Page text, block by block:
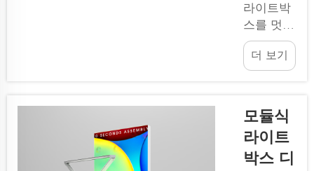
엣지 투
엣지로 설
계되어 모
든 그래픽
줍니다...
라이트박
스를 멋지
게 전시하
고 싶으신
가요?
SEG 라이
트박스용
폴딩 스탠
드를 확인
더 보기
모듈식
라이트
박스 디